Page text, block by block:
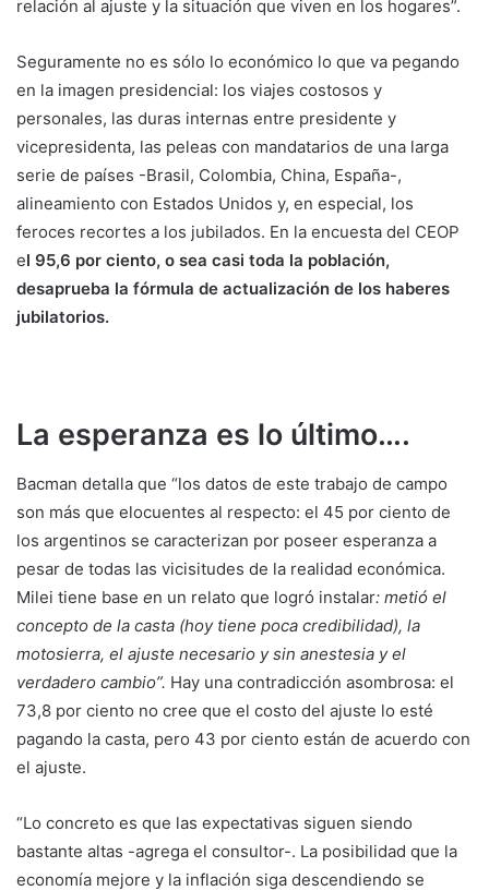
relación al ajuste y la situación que viven en los hogares”.
Seguramente no es sólo lo económico lo que va pegando
en la imagen presidencial: los viajes costosos y
personales, las duras internas entre presidente y
vicepresidenta, las peleas con mandatarios de una larga
serie de países -Brasil, Colombia, China, España-,
alineamiento con Estados Unidos y, en especial, los
feroces recortes a los jubilados. En la encuesta del CEOP
el 95,6 por ciento, o sea casi toda la población,
desaprueba la fórmula de actualización de los haberes
jubilatorios.
La esperanza es lo último….
Bacman detalla que “los datos de este trabajo de campo
son más que elocuentes al respecto: el 45 por ciento de
los argentinos se caracterizan por poseer esperanza a
pesar de todas las vicisitudes de la realidad económica.
Milei tiene base en un relato que logró instalar: metió el
concepto de la casta (hoy tiene poca credibilidad), la
motosierra, el ajuste necesario y sin anestesia y el
verdadero cambio”. Hay una contradicción asombrosa: el
73,8 por ciento no cree que el costo del ajuste lo esté
pagando la casta, pero 43 por ciento están de acuerdo con
el ajuste.
“Lo concreto es que las expectativas siguen siendo
bastante altas -agrega el consultor-. La posibilidad que la
economía mejore y la inflación siga descendiendo se